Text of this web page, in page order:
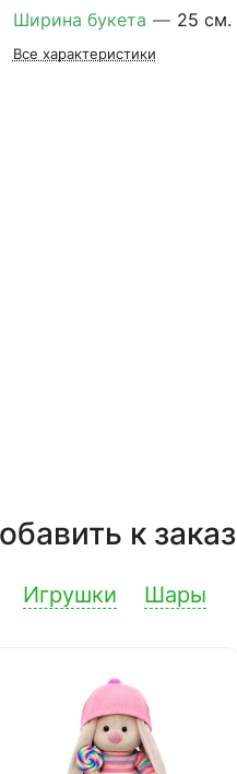
Ширина букета — 25 см.
Все характеристики
к
Игрушки Шары